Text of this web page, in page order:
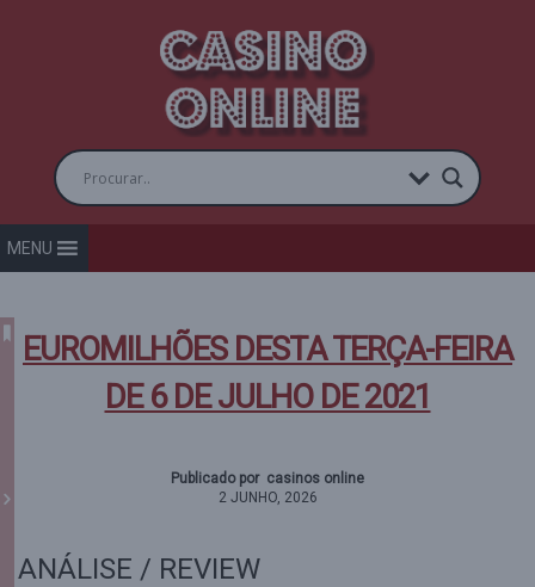
MENU
EUROMILHÕES DESTA TERÇA-FEIRA
DE 6 DE JULHO DE 2021
Publicado por casinos online
2 JUNHO, 2026
ANÁLISE / REVIEW